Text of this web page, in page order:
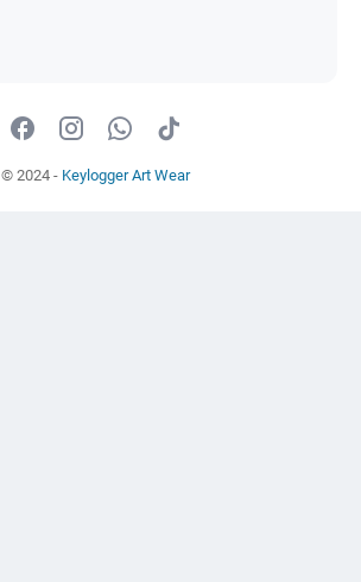
© 2024 - Keylogger Art Wear